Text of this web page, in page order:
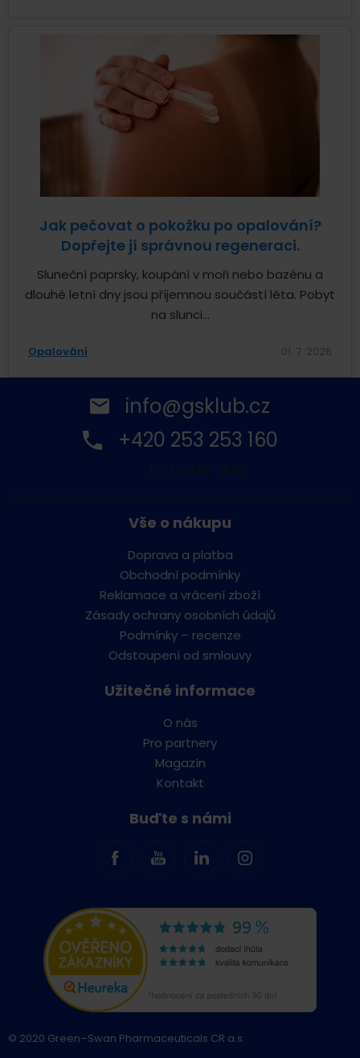
Jak pečovat o pokožku po opalování?
Dopřejte jí správnou regeneraci.
Sluneční paprsky, koupání v moři nebo bazénu a
dlouhé letní dny jsou příjemnou součástí léta. Pobyt
na slunci...
Opalování 01. 7. 2026
info@gsklub.cz
+420 253 253 160
Vše o nákupu
Doprava a platba
Obchodní podmínky
Reklamace a vrácení zboží
Zásady ochrany osobních údajů
Podmínky – recenze
Odstoupení od smlouvy
Užitečné informace
O nás
Pro partnery
Magazín
Kontakt
Buďte s námi
© 2020 Green–Swan Pharmaceuticals CR a.s.